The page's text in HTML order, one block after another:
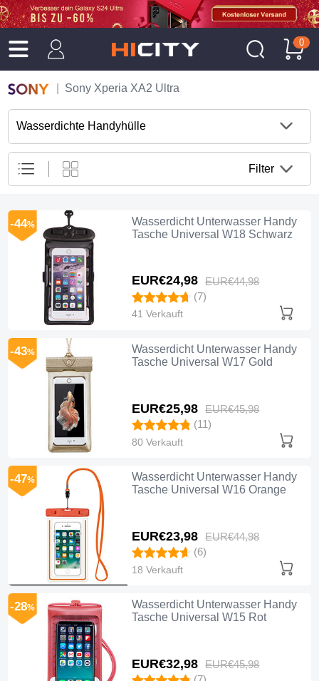
0
Sony Xperia XA2 Ultra
Wasserdichte Handyhülle
Filter
Wasserdicht Unterwasser Handy
Tasche Universal W18 Schwarz
EUR€24,98 EUR€44,98
-44%
(7)
41 Verkauft
Wasserdicht Unterwasser Handy
Tasche Universal W17 Gold
EUR€25,98 EUR€45,98
-43%
(11)
80 Verkauft
Wasserdicht Unterwasser Handy
Tasche Universal W16 Orange
EUR€23,98 EUR€44,98
-47%
(6)
18 Verkauft
Wasserdicht Unterwasser Handy
Tasche Universal W15 Rot
EUR€32,98 EUR€45,98
-28%